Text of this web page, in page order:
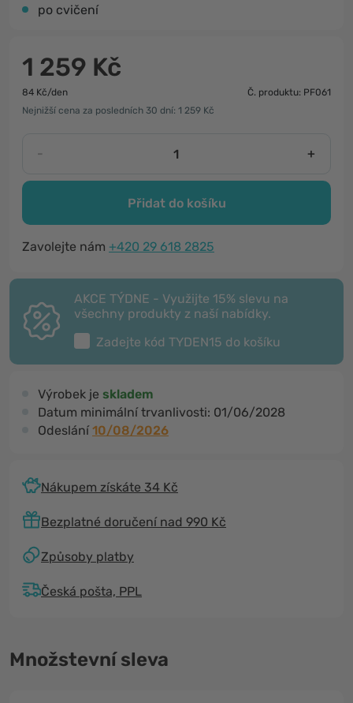
po cvičení
1 259 Kč
84 Kč/den
Č. produktu: PF061
Nejnižší cena za posledních 30 dní: 1 259 Kč
- +
Přidat do košíku
Zavolejte nám +420 29 618 2825
AKCE TÝDNE - Využijte 15% slevu na
všechny produkty z naší nabídky.
Zadejte kód TYDEN15 do košíku
Výrobek je skladem
Datum minimální trvanlivosti: 01/06/2028
Odeslání10/08/2026
Nákupem získáte 34 Kč
Bezplatné doručení nad 990 Kč
Způsoby platby
Česká pošta, PPL
Množstevní sleva